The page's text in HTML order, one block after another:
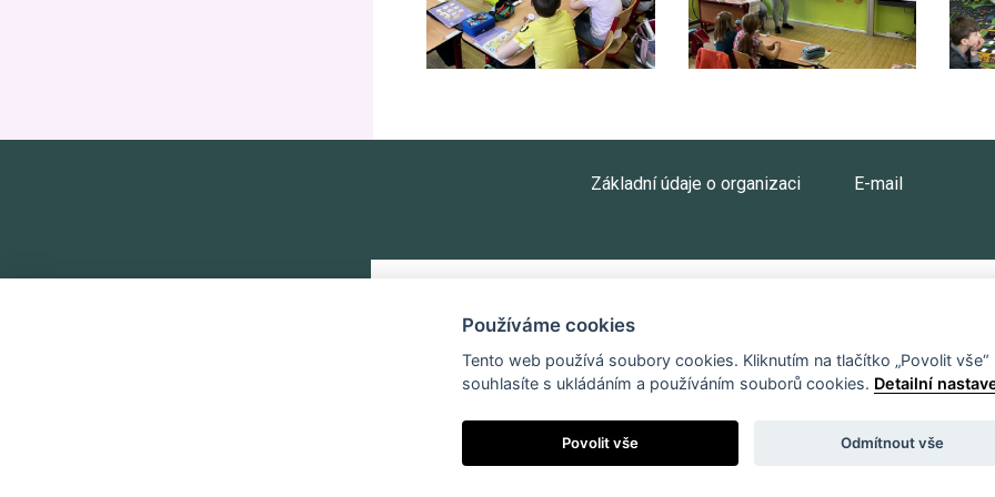
Základní údaje o organizaci E-mail
Používáme cookies
Tento web používá soubory cookies. Kliknutím na tlačítko „Povolit vše“
souhlasíte s ukládáním a používáním souborů cookies. Detailní
Povolit vše Odmítnout vše